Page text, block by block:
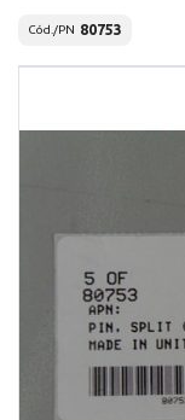
Cód./PN 80753